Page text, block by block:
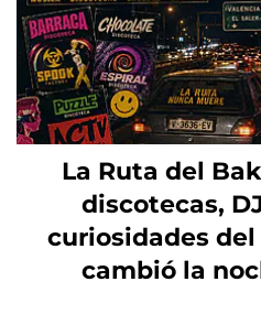
La Ruta del
discotecas,
curiosidades
cambió la